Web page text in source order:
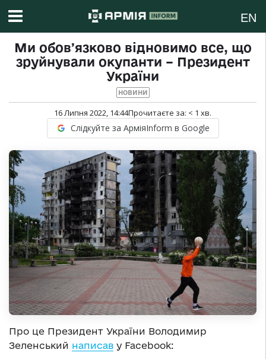
EN
Ми обовʼязково відновимо все, що
зруйнували окупанти – Президент
України
НОВИНИ
16 Липня 2022, 14:44Прочитаєте за: < 1 хв.
Слідкуйте за АрміяInform в Google
Про це Президент України Володимир
Зеленський написав у Facebook: